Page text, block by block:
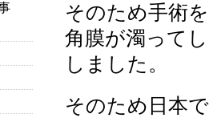
そのため手術
角膜が濁って
しました。
そのため日本